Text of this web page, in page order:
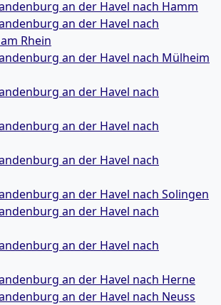
an der Havel nach Hamm
an der Havel nach
Rhein
an der Havel nach Mülheim
an der Havel nach
an der Havel nach
an der Havel nach
an der Havel nach Solingen
an der Havel nach
an der Havel nach
an der Havel nach Herne
an der Havel nach Neuss